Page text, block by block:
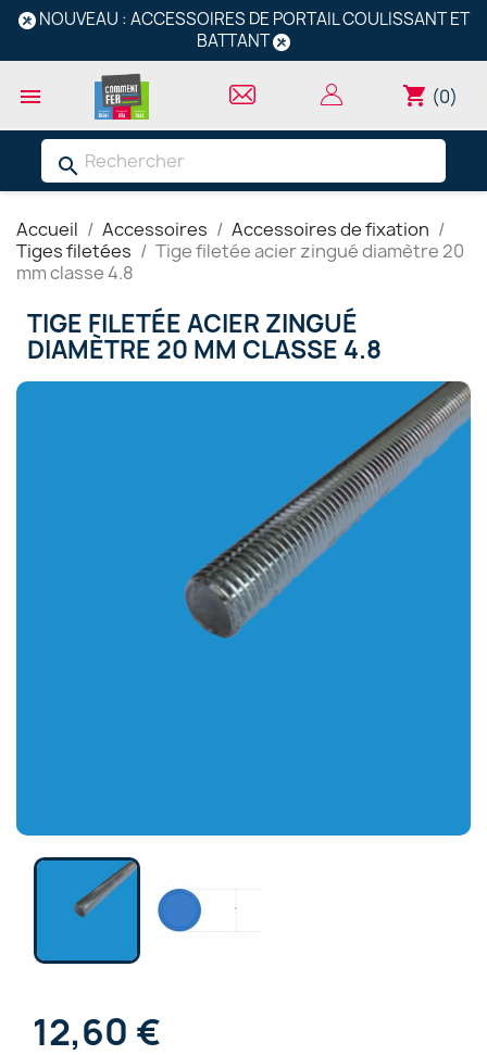
NOUVEAU : ACCESSOIRES DE PORTAIL COULISSANT ET
BATTANT
 shopping_cart (0)
search
Accueil Accessoires
Accessoires de fixation
Tiges filetées
Tige filetée acier zingué diamètre 20
mm classe 4.8
TIGE FILETÉE ACIER ZINGUÉ
DIAMÈTRE 20 MM CLASSE 4.8
12,60 €